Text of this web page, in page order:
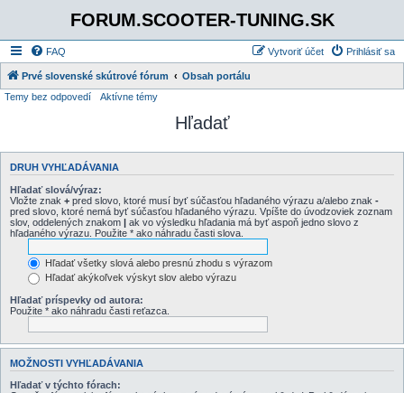
FORUM.SCOOTER-TUNING.SK
FAQ Prihlásiť sa
Vytvoriť účet
Prvé slovenské skútrové fórum
Obsah portálu
Temy bez odpovedí
Aktívne témy
Hľadať
DRUH VYHĽADÁVANIA
Hľadať slová/výraz:
Vložte znak + pred slovo, ktoré musí byť súčasťou hľadaného výrazu a/alebo znak -
pred slovo, ktoré nemá byť súčasťou hľadaného výrazu. Vpíšte do úvodzoviek zoznam
slov, oddelených znakom | ak vo výsledku hľadania má byť aspoň jedno slovo z
hľadaného výrazu. Použite * ako náhradu časti slova.
Hľadať všetky slová alebo presnú zhodu s výrazom
Hľadať akýkoľvek výskyt slov alebo výrazu
Hľadať príspevky od autora:
Použite * ako náhradu časti reťazca.
MOŽNOSTI VYHĽADÁVANIA
Hľadať v týchto fórach: